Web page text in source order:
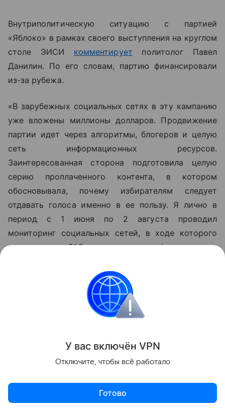
Внутриполитическую ситуацию с партией
«Яблоко» в рамках своего выступления на круглом
столе ЭИСИ комментирует
политолог Павел
Данилин. По его словам, партию финансировали
из-за рубежа.
«В зарубежных социальных сетях в эту кампанию
уже вложены миллионы долларов. Продвижение
партии идет через алгоритмы, блогеров и целую
сеть информационных ресурсов.
Заинтересованная сторона подготовила целую
серию проплаченного контента, в котором
обосновывала, почему избирателям следует
отдавать голоса именно в ее пользу. Я лично в
период с 1 июня по 2 августа проводил
мониторинг социальных сетей, в ходе которого
выявил почти 51,5 тыс. постов, где фигурировало
партия не всегда упоминалась напрямую, а
встречалась только в комментариях», - заявляет
У вас включён VPN
Отключите, чтобы всё работало
Готово